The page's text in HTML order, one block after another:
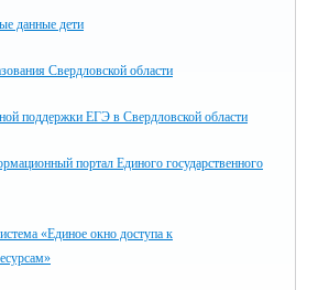
данные дети
Свердловской области
поддержки ЕГЭ в Свердловской области
портал Единого государственного
«Единое окно доступа к